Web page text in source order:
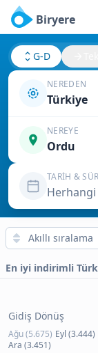
Biryere
G-D
NEREDEN
Türkiye
NEREYE
Ordu
TARIH &
En iyi indirimli
Gidiş Dönüş
Ağu (5.675) Eyl (3.444)
Ara (3.451)